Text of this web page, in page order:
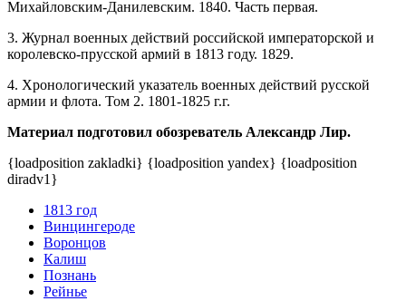
Михайловским-Данилевским. 1840. Часть первая.
3. Журнал военных действий российской императорской и
королевско-прусской армий в 1813 году. 1829.
4. Хронологический указатель военных действий русской
армии и флота. Том 2. 1801-1825 г.г.
Материал подготовил обозреватель Александр Лир.
{loadposition zakladki} {loadposition yandex} {loadposition
diradv1}
1813 год
Винцингероде
Воронцов
Калиш
Познань
Рейнье